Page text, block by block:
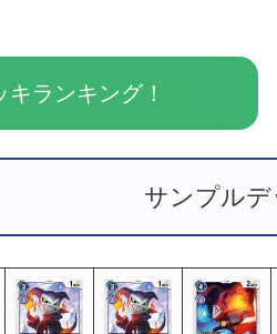
キランキング！
サンプル